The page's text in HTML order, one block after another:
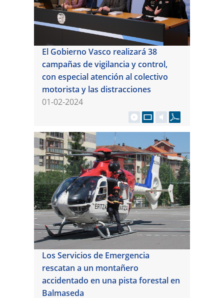
El Gobierno Vasco realizará 38
campañas de vigilancia y control,
con especial atención al colectivo
motorista y las distracciones
01-02-2024
Los Servicios de Emergencia
rescatan a un montañero
accidentado en una pista forestal en
Balmaseda